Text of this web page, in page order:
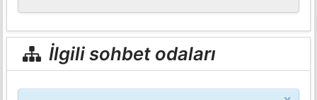
İlgili sohbet odaları